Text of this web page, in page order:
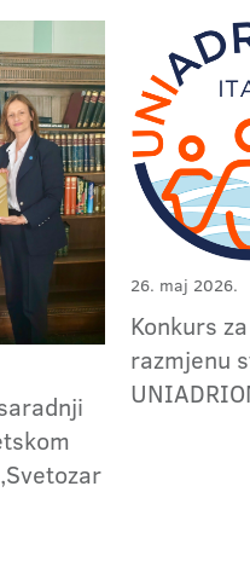
26. maj 2026.
Konkurs
razmjenu